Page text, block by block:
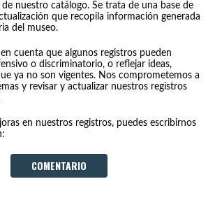
de nuestro catálogo. Se trata de una base de
que recopila información generada
del museo.
cuenta que algunos registros pueden
o discriminatorio, o reflejar ideas,
ya no son vigentes. Nos comprometemos a
y revisar y actualizar nuestros registros
en nuestros registros, puedes escribirnos
COMENTARIO